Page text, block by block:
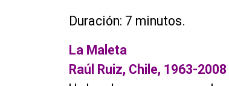
Duración: 7 minutos.
La Maleta
Raúl Ruiz, Chile, 1963-2008